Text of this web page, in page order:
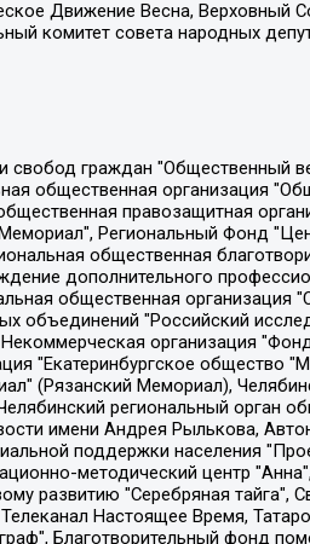
Движение Весна, Верховный
комитет совета народных
Львовна, Беляев Иван Михайлович, Владыкина Елена Сергеевна, Гельман Марат Александрович, Никульшина Вероника Юрьевна, Толоконникова Надежда Андреевна, Шендерович Виктор Анатольевич, Общество с ограниченной ответственностью "Данное сообщение", Общество с ограниченной ответственностью Издательский дом "Новая глава", Айнбиндер Александра Александровна, Московский комьюнити-центр для ЛГБТ+инициатив, Благотворительный фонд развития филантропии, Deutsche Welle (Германия, Kurt-Schumacher-Strasse 3, 53113 Bonn), Борзунова Мария Михайловна, Воробьев Виктор Викторович, Голубева Анна Львовна, Константинова Алла Михайловна, Малкова Ирина Владимировна, Мурадов Мурад Абдулгалимович, Осетинская Елизавета Николаевна, Понасенков Евгений Николаевич, Ганапольский Матвей Юрьевич, Киселев Евгений Алексеевич, Борухович Ирина Григорьевна, Дремин Иван Тимофеевич, Дубровский Дмитрий Викторович, Красноярская региональная общественная организация поддержки и развития альтернативных образовательных технологий и межкультурных коммуникаций "ИНТЕРРА", Маяковская Екатерина Алексеевна, Фейгин Марк Захарович, Филимонов Андрей Викторович, Дзугкоева Регина Николаевна, Доброхотов Роман Александрович, Дудь Юрий Александрович, Елкин Сергей Владимирович, Кругликов Кирилл Игоревич, Сабунаева Мария Леонидовна, Семенов Алексей Владимирович, Шаинян Карен Багратович, Шульман Екатерина Михайловна, Асафьев Артур Валерьевич, Вахштайн Виктор Семенович, Венедиктов Алексей Алексеевич, Лушникова Екатерина Евгеньевна, Волков Леонид Михайлович, Невзоров Александр Глебович, Пархоменко Сергей Борисович, Сироткин Ярослав Николаевич, Кара-Мурза Владимир Владимирович, Баранова Наталья Владимировна, Гозман Леонид Яковлевич, Кагарлицкий Борис Юльевич, Климарев Михаил Валерьевич, Милов Владимир Станиславович, Автономная некоммерческая организация Краснодарский центр современного искусства "Типография", Моргенштерн Алишер Тагирович, Соболь Любовь Эдуардовна, Общество с ограниченной ответственностью "ЛИЗА НОРМ", Каспаров Гарри Кимович, Ходорковский Михаил Борисович, Общество с